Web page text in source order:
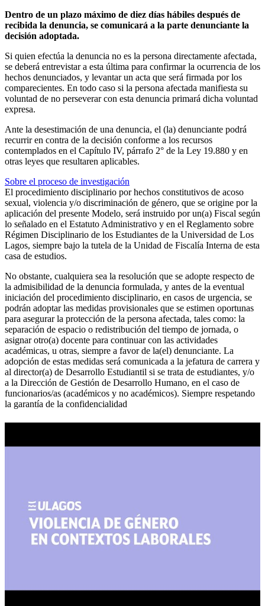
Dentro de un plazo máximo de diez días hábiles después de
recibida la denuncia, se comunicará a la parte denunciante la
decisión adoptada.
Si quien efectúa la denuncia no es la persona directamente afectada,
se deberá entrevistar a esta última para confirmar la ocurrencia de los
hechos denunciados, y levantar un acta que será firmada por los
comparecientes. En todo caso si la persona afectada manifiesta su
voluntad de no perseverar con esta denuncia primará dicha voluntad
expresa.
Ante la desestimación de una denuncia, el (la) denunciante podrá
recurrir en contra de la decisión conforme a los recursos
contemplados en el Capítulo IV, párrafo 2° de la Ley 19.880 y en
otras leyes que resultaren aplicables.
Sobre el proceso de investigación
El procedimiento disciplinario por hechos constitutivos de acoso
sexual, violencia y/o discriminación de género, que se origine por la
aplicación del presente Modelo, será instruido por un(a) Fiscal según
lo señalado en el Estatuto Administrativo y en el Reglamento sobre
Régimen Disciplinario de los Estudiantes de la Universidad de Los
Lagos, siempre bajo la tutela de la Unidad de Fiscalía Interna de esta
casa de estudios.
No obstante, cualquiera sea la resolución que se adopte respecto de
la admisibilidad de la denuncia formulada, y antes de la eventual
iniciación del procedimiento disciplinario, en casos de urgencia, se
podrán adoptar las medidas provisionales que se estimen oportunas
para asegurar la protección de la persona afectada, tales como: la
separación de espacio o redistribución del tiempo de jornada, o
asignar otro(a) docente para continuar con las actividades
académicas, u otras, siempre a favor de la(el) denunciante. La
adopción de estas medidas será comunicada a la jefatura de carrera y
al director(a) de Desarrollo Estudiantil si se trata de estudiantes, y/o
a la Dirección de Gestión de Desarrollo Humano, en el caso de
funcionarios/as (académicos y no académicos). Siempre respetando
la garantía de la confidencialidad